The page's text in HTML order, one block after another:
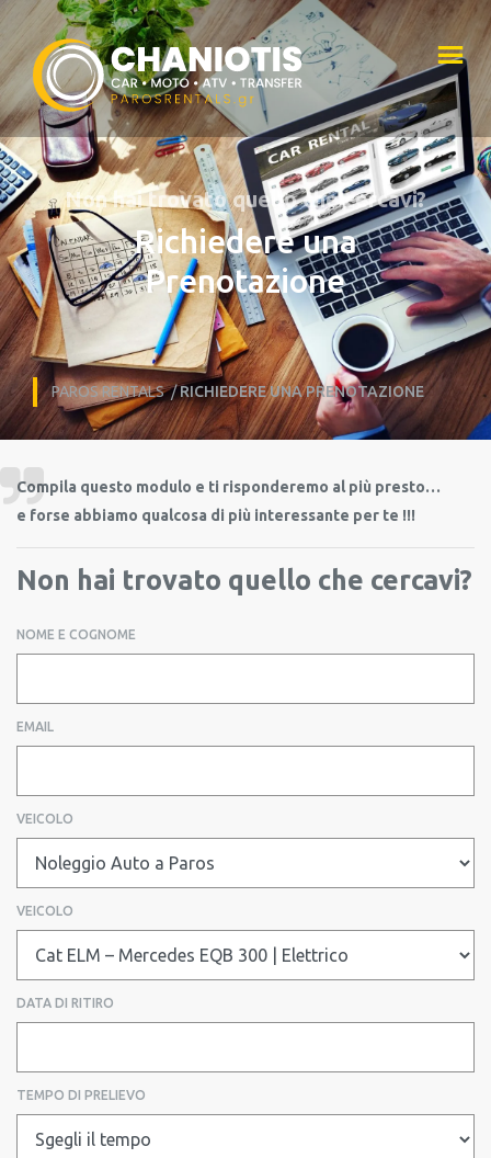
Non hai trovato quello che cercavi?
Richiedere una
Prenotazione
PAROS RENTALS/RICHIEDERE UNA PRENOTAZIONE
Compila questo modulo e ti risponderemo al più presto…
e forse abbiamo qualcosa di più interessante per te !!!
Non hai trovato quello che cercavi?
NOME E COGNOME
EMAIL
VEICOLO
VEICOLO
DATA DI RITIRO
TEMPO DI PRELIEVO